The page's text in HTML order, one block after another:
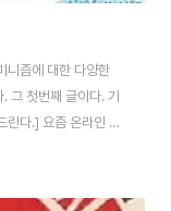
니즘에 대한 다양한
그 첫번째 글이다. 기
린다.] 요즘 온라인 공
와 ‘페미는 아니지
에서 이것저것 함께